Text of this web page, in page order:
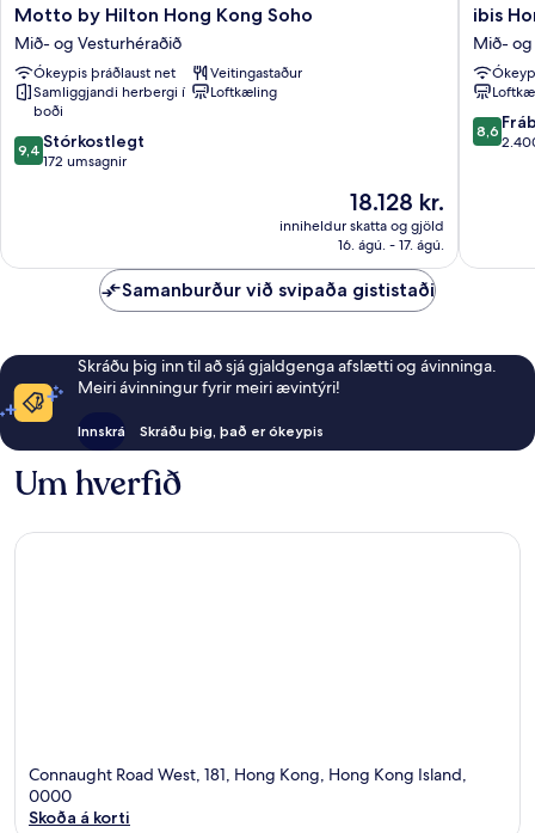
Motto
by
Hilton
Hong
Kong
Soho
Mið-
og
Motto by Hilton Hong Kong Soho
Mið- og Vesturhéraðið
Ókeypis þráðlaust net
Veitingastaður
Samliggjandi herbergi í
boði
Loftkæling
9.4
af
9,4 Stórkostlegt
172 umsagnir
Verðið
er
18.128 kr.
18.128 kr.
inniheldur skatta og gjöld
16. ágú. - 17. ágú.
ibis
Hong
Kong
Central
And
Sheung
Wan
ibis
Mið- og
8.6
af
8,6
Samanburður við svipaða gististaði
Skráðu þig inn til að sjá gjaldgenga afslætti og ávinninga.
Meiri ávinningur fyrir meiri ævintýri!
Innskrá Skráðu þig, það er ókeypis
Um hverfið
Connaught Road West, 181, Hong Kong, Hong Kong Island,
0000
Skoða á korti